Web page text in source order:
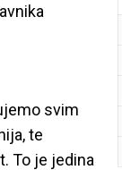
svim
te
To je jedina